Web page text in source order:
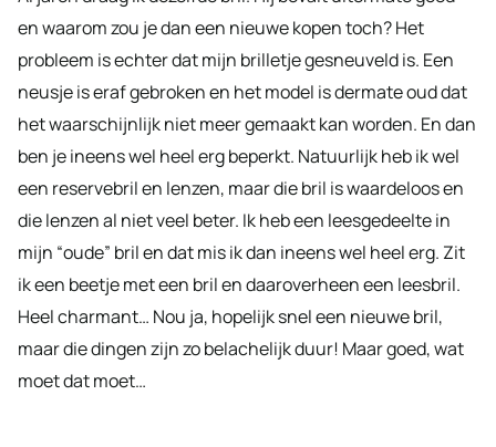
en waarom zou je dan een nieuwe kopen toch? Het
probleem is echter dat mijn brilletje gesneuveld is. Een
neusje is eraf gebroken en het model is dermate oud dat
het waarschijnlijk niet meer gemaakt kan worden. En dan
ben je ineens wel heel erg beperkt. Natuurlijk heb ik wel
een reservebril en lenzen, maar die bril is waardeloos en
die lenzen al niet veel beter. Ik heb een leesgedeelte in
mijn “oude” bril en dat mis ik dan ineens wel heel erg. Zit
ik een beetje met een bril en daaroverheen een leesbril.
Heel charmant… Nou ja, hopelijk snel een nieuwe bril,
maar die dingen zijn zo belachelijk duur! Maar goed, wat
moet dat moet…